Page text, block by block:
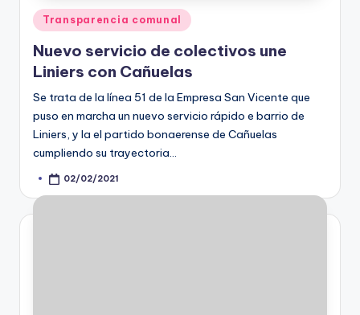
Posted
Transparencia comunal
Nuevo servicio de colectivos une
Liniers con Cañuelas
Se trata de la línea 51 de la Empresa San Vicente que
puso en marcha un nuevo servicio rápido e barrio de
Liniers, y la el partido bonaerense de Cañuelas
cumpliendo su trayectoria…
Posted02/02/2021